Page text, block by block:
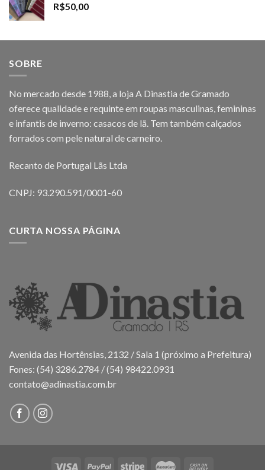
R$50,00
SOBRE
No mercado desde 1988, a loja A Dinastia de Gramado
oferece qualidade e requinte em roupas masculinas, femininas
e infantis de inverno: casacos de lã. Tem também calçados
forrados com pele natural de carneiro.
Recanto de Portugal Lãs Ltda
CNPJ: 93.290.591/0001-60
CURTA NOSSA PÁGINA
Avenida das Hortênsias, 2132 / Sala 1 (próximo a Prefeitura)
Fones: (54) 3286.2784 / (54) 98422.0931
contato@adinastia.com.br